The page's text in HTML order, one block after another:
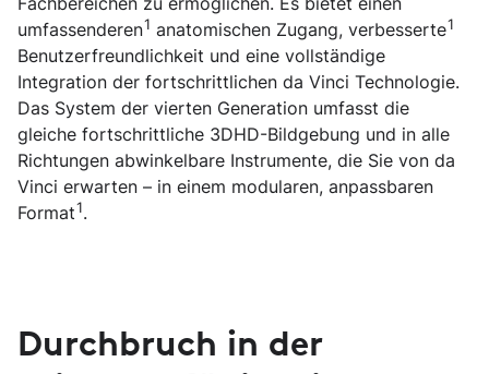
umfassenderen1 anatomischen Zugang, verbesserte1
Benutzerfreundlichkeit und eine vollständige
Integration der fortschrittlichen da Vinci Technologie.
Das System der vierten Generation umfasst die
gleiche fortschrittliche 3DHD-Bildgebung und in alle
Richtungen abwinkelbare Instrumente, die Sie von da
Vinci erwarten – in einem modularen, anpassbaren
Format1.
Durchbruch in der